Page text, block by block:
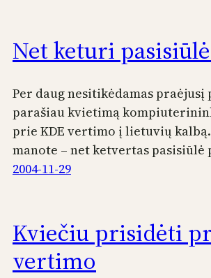
Net keturi
Per daug nesitikėdamas
parašiau kvietimą
prie KDE vertimo į lietuvių
manote – net ketvertas pasisiūlė
2004-11-29
Kviečiu prisidėti
vertimo